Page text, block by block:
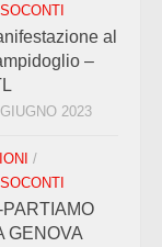
al
–
2023
/
PARTIAMO
GENOVA